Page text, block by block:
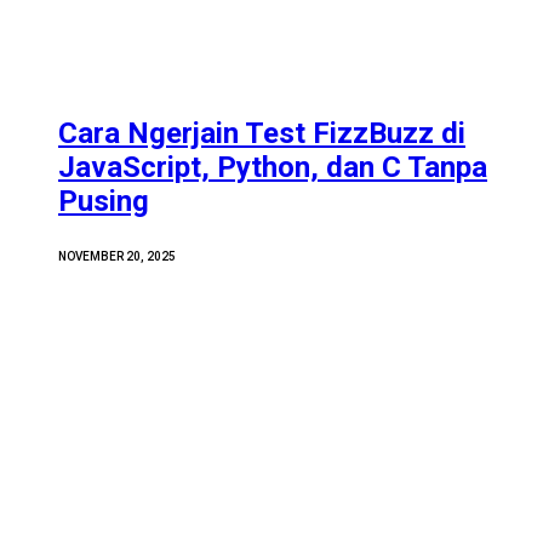
Cara Ngerjain Test FizzBuzz di
JavaScript, Python, dan C Tanpa
Pusing
NOVEMBER 20, 2025